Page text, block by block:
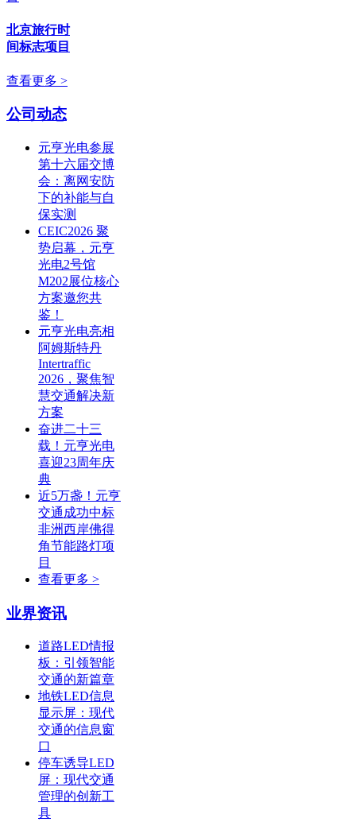
北京旅行时
间标志项目
查看更多 >
公司动态
元亨光电参展
第十六届交博
会：离网安防
下的补能与自
保实测
CEIC2026 聚
势启幕，元亨
光电2号馆
M202展位核心
方案邀您共
鉴！
元亨光电亮相
阿姆斯特丹
Intertraffic
2026，聚焦智
慧交通解决新
方案
奋进二十三
载！元亨光电
喜迎23周年庆
典
近5万盏！元亨
交通成功中标
非洲西岸佛得
角节能路灯项
目
查看更多 >
业界资讯
道路LED情报
板：引领智能
交通的新篇章
地铁LED信息
显示屏：现代
交通的信息窗
口
停车诱导LED
屏：现代交通
管理的创新工
具